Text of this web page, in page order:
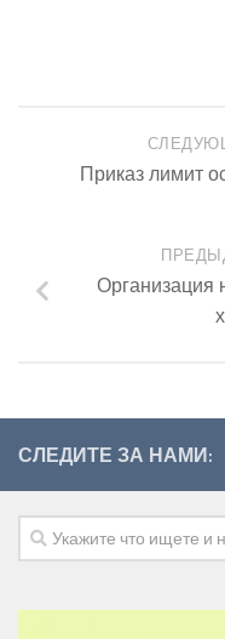
Приказ лимит
Организация
СЛЕДИТЕ ЗА НАМИ: